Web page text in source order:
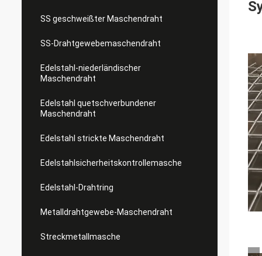
SS geschweißter Maschendraht
SS-Drahtgewebemaschendraht
Edelstahl-niederländischer
Maschendraht
Edelstahl quetschverbundener
Maschendraht
Edelstahl strickte Maschendraht
Edelstahlsicherheitskontrollemasche
Edelstahl-Drahtring
Metalldrahtgewebe-Maschendraht
Streckmetallmasche